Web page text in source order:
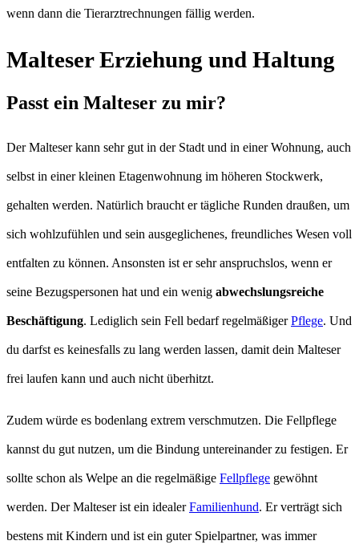
wenn dann die Tierarztrechnungen fällig werden.
Malteser Erziehung und Haltung
Passt ein Malteser zu mir?
Der Malteser kann sehr gut in der Stadt und in einer Wohnung, auch
selbst in einer kleinen Etagenwohnung im höheren Stockwerk,
gehalten werden. Natürlich braucht er tägliche Runden draußen, um
sich wohlzufühlen und sein ausgeglichenes, freundliches Wesen voll
entfalten zu können. Ansonsten ist er sehr anspruchslos, wenn er
seine Bezugspersonen hat und ein wenig abwechslungsreiche
Beschäftigung. Lediglich sein Fell bedarf regelmäßigerPflege. Und
du darfst es keinesfalls zu lang werden lassen, damit dein Malteser
frei laufen kann und auch nicht überhitzt.
Zudem würde es bodenlang extrem verschmutzen. Die Fellpflege
kannst du gut nutzen, um die Bindung untereinander zu festigen. Er
sollte schon als Welpe an die regelmäßige Fellpflege gewöhnt
werden. Der Malteser ist ein idealerFamilienhund. Er verträgt sich
bestens mit Kindern und ist ein guter Spielpartner, was immer